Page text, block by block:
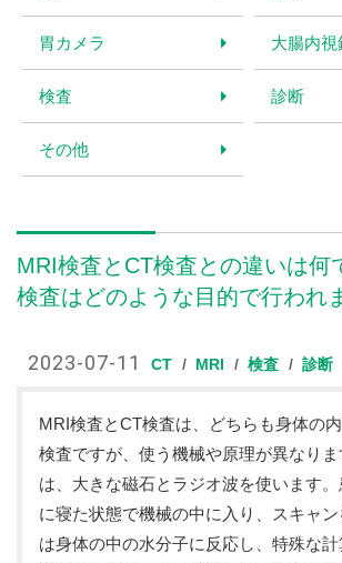
胃カメラ 大腸内視
検査 診断
その他
MRI検査とCT検査との違いは何
検査はどのような目的で行われ
2023-07-11 CT MRI 検査 診断
MRI検査とCT検査は、どちらも身体の
検査ですが、使う機械や原理が異なり
は、大きな磁石とラジオ波を使います
に寝た状態で機械の中に入り、スキャ
は身体の中の水分子に反応し、特殊な